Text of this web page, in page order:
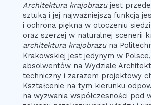
Architektura krajobrazujest
sztuką i jej najważniejszą funkcją
i ochrona piękna w otoczeniu
oraz szerzej w naturalnej scenerii
architektura krajobrazuna
Krakowskiej jest jedynym w
absolwentów na Wydziale
techniczny i zarazem projektowy
Kształcenie na tym kierunku
na wyzwania współczesności pod